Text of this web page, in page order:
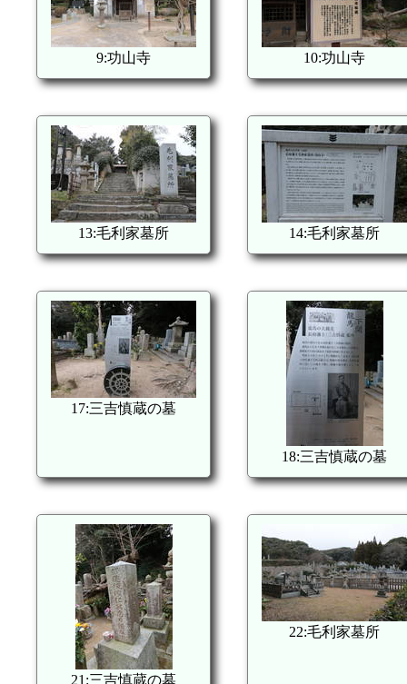
9:功山寺 10:功山寺
13:毛利家墓所 14:毛利家墓所
17:三吉慎蔵の墓
18:三吉慎蔵の墓
21:三吉慎蔵の墓
22:毛利家墓所